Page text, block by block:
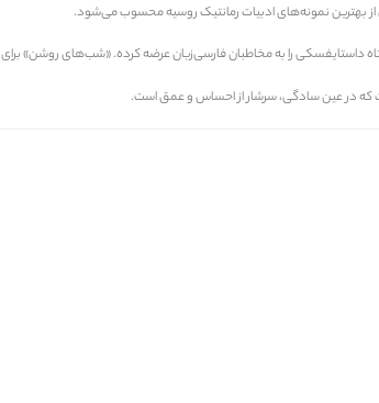
از بهترین نمونه‌های ادبیات رمانتیک روسیه محسوب می‌شود.
کوتاه داستایفسکی را به مخاطبان فارسی‌زبان عرضه کرده. «شب‌های
در عین سادگی، سرشار از احساس و عمق است.